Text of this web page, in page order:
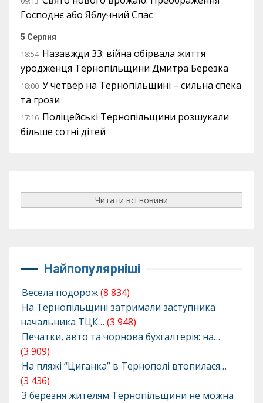
Господнє або Яблучний Спас
5 Серпня
18:54 Назавжди 33: війна обірвала життя
уродженця Тернопільщини Дмитра Березка
18:00 У четвер на Тернопільщині – сильна спека
та грози
17:16 Поліцейські Тернопільщини розшукали
більше сотні дітей
Читати всі новини
Найпопулярніші
Весела подорож(8 834)
На Тернопільщині затримали заступника
начальника ТЦК… (3 948)
Печатки, авто та чорнова бухгалтерія: на…
(3 909)
На пляжі “Циганка” в Тернополі втопилася…
(3 436)
З березня жителям Тернопільщини не можна